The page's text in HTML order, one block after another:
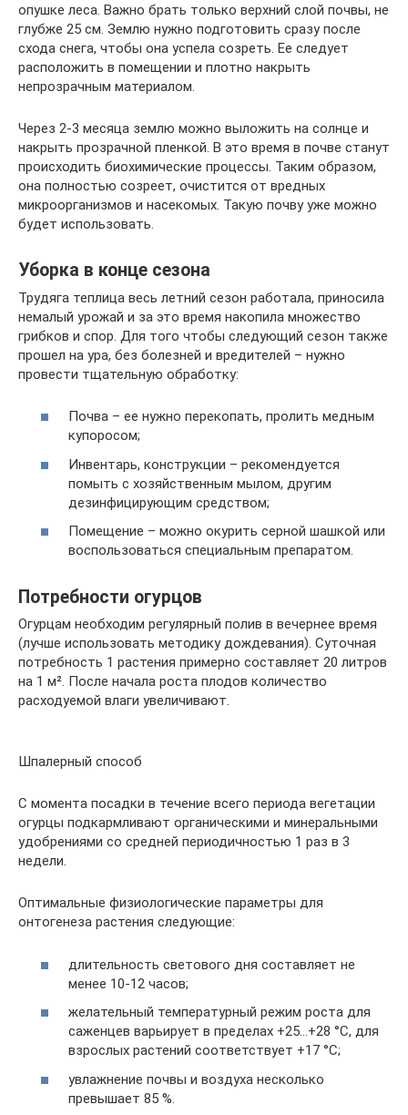
опушке леса. Важно брать только верхний слой почвы, не
глубже 25 см. Землю нужно подготовить сразу после
схода снега, чтобы она успела созреть. Ее следует
расположить в помещении и плотно накрыть
непрозрачным материалом.
Через 2-3 месяца землю можно выложить на солнце и
накрыть прозрачной пленкой. В это время в почве станут
происходить биохимические процессы. Таким образом,
она полностью созреет, очистится от вредных
микроорганизмов и насекомых. Такую почву уже можно
будет использовать.
Уборка в конце сезона
Трудяга теплица весь летний сезон работала, приносила
немалый урожай и за это время накопила множество
грибков и спор. Для того чтобы следующий сезон также
прошел на ура, без болезней и вредителей – нужно
провести тщательную обработку:
Почва – ее нужно перекопать, пролить медным
купоросом;
Инвентарь, конструкции – рекомендуется
помыть с хозяйственным мылом, другим
дезинфицирующим средством;
Помещение – можно окурить серной шашкой или
воспользоваться специальным препаратом.
Потребности огурцов
Огурцам необходим регулярный полив в вечернее время
(лучше использовать методику дождевания). Суточная
потребность 1 растения примерно составляет 20 литров
на 1 м². После начала роста плодов количество
расходуемой влаги увеличивают.
Шпалерный способ
С момента посадки в течение всего периода вегетации
огурцы подкармливают органическими и минеральными
удобрениями со средней периодичностью 1 раз в 3
недели.
Оптимальные физиологические параметры для
онтогенеза растения следующие:
длительность светового дня составляет не
менее 10-12 часов;
желательный температурный режим роста для
саженцев варьирует в пределах +25…+28 °C, для
взрослых растений соответствует +17 °C;
увлажнение почвы и воздуха несколько
превышает 85 %.